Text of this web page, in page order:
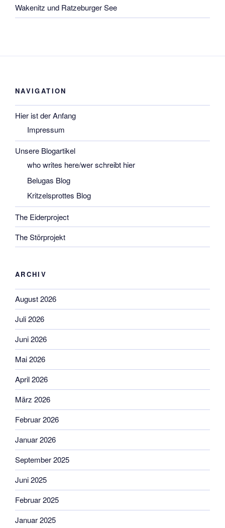
Wakenitz und Ratzeburger See
NAVIGATION
Hier ist der Anfang
Impressum
Unsere Blogartikel
who writes here/wer schreibt hier
Belugas Blog
Kritzelsprottes Blog
The Eiderproject
The Störprojekt
ARCHIV
August 2026
Juli 2026
Juni 2026
Mai 2026
April 2026
März 2026
Februar 2026
Januar 2026
September 2025
Juni 2025
Februar 2025
Januar 2025